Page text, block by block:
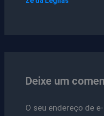
Deixe um
O seu endereço de